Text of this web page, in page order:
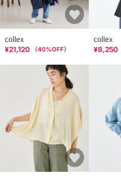
collex
¥21,120 （40%OFF）
collex
¥8,250